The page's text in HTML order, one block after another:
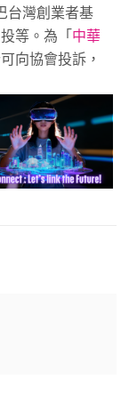
台灣創業者基
等。為「 中華
向協會投訴，